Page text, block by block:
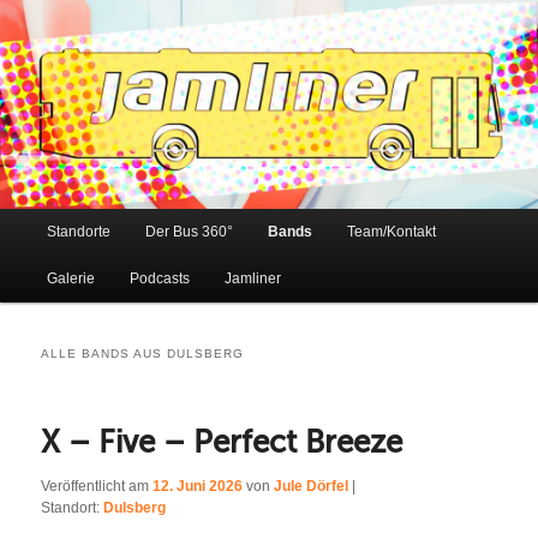
Jamliner
Hamburgs musikalische Buslinie
Hauptmenü
Zum
Inhalt
Zum
Inhalt
Standorte Der Bus 360° Bands Team/Kontakt
Galerie Podcasts Jamliner
ALLE BANDS AUSDULSBERG
X – Five – Perfect Breeze
Veröffentlicht am12. Juni 2026 vonJule Dörfel
Standort: Dulsberg